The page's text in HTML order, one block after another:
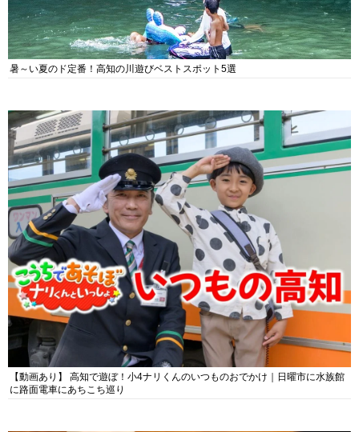
暑～い夏のド定番！高知の川遊びベストスポット5選
【動画あり】 高知で遊ぼ！小4ナリくんのいつものおでかけ｜日曜市に水族館
に路面電車にあちこち巡り